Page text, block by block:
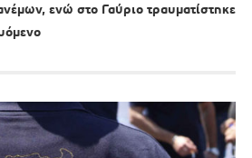
ενώ στο Γαύριο τραυματίστηκε